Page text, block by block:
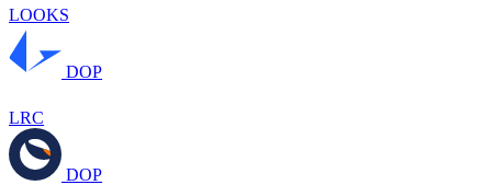
LOOKS
DOP
LRC
DOP